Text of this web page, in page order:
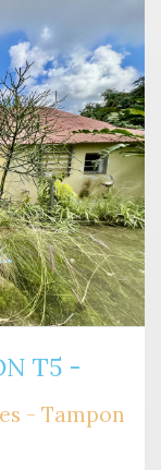
T5 -
- Tampon